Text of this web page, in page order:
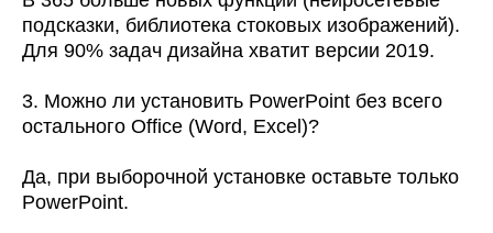
подсказки, библиотека стоковых изображений).
Для 90% задач дизайна хватит версии 2019.
3. Можно ли установить PowerPoint без всего
остального Office (Word, Excel)?
Да, при выборочной установке оставьте только
PowerPoint.